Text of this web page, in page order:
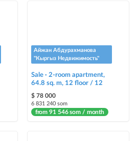
Айжан Абдурахманова
"Кыргыз Недвижимость"
Sale · 2-room apartment,
64.8 sq. m, 12 floor / 12
$ 78 000
6 831 240 som
from 91 546 som / month